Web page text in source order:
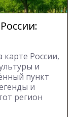
России,
и
пункт
и
регион